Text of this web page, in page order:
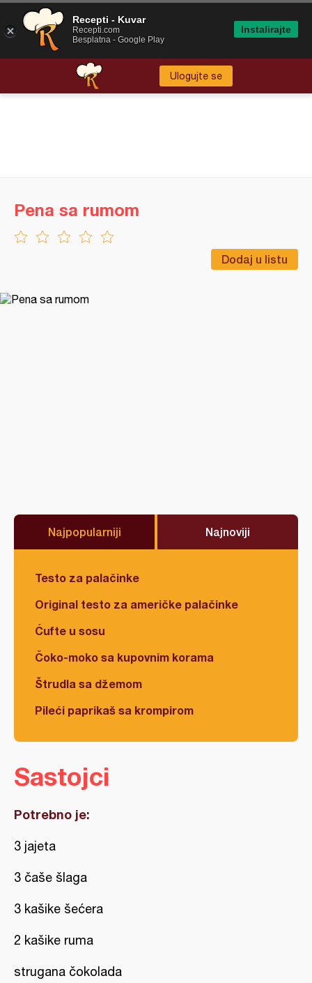
Ulogujte se
Dodaj u listu
Pena sa rumom
Najpopularniji Najnoviji
Testo za palačinke
Original testo za američke palačinke
Ćufte u sosu
Čoko-moko sa kupovnim korama
Štrudla sa džemom
Pileći paprikaš sa krompirom
Sastojci
Potrebno je:
3 jajeta
3 čaše šlaga
3 kašike šećera
2 kašike ruma
strugana čokolada
Recepti - Kuvar
Recepti.com
Besplatna - Google Play
Instalirajte